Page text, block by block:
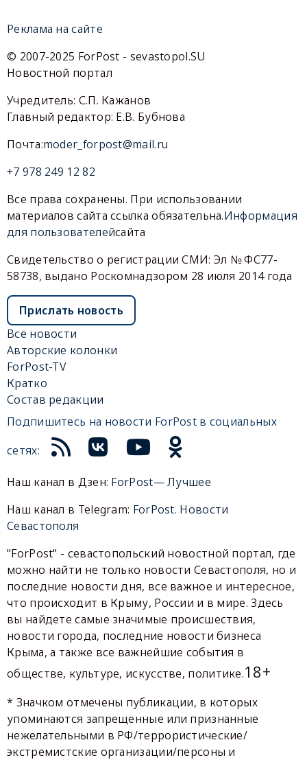
Реклама на сайте
© 2007-2025 ForPost - sevastopol.SU
Новостной портал
Учредитель: С.П. Кажанов
Главный редактор: Е.В. Бубнова
Почта:moder_forpost@mail.ru
+7 978 249 12 82
Все права сохранены. При использовании
материалов сайта ссылка обязательна.Информация
для пользователейсайта
Свидетельство о регистрации СМИ: Эл № ФС77-
58738, выдано Роскомнадзором 28 июля 2014 года
Прислать новость
Все новости
Авторские колонки
ForPost-TV
Кратко
Состав редакции
Подпишитесь на новости ForPost в социальных
сетях:
Наш канал в Дзен: ForPost— Лучшее
Наш канал в Telegram: ForPost. Новости
Севастополя
"ForPost" - севастопольский новостной портал, где
можно найти не только новости Севастополя, но и
последние новости дня, все важное и интересное,
что происходит в Крыму, России и в мире. Здесь
вы найдете самые значимые происшествия,
новости города, последние новости бизнеса
Крыма, а также все важнейшие события в
обществе, культуре, искусстве, политике.18+
* Значком отмечены публикации, в которых
упоминаются запрещенные или признанные
нежелательными в РФ/террористические/
экстремистские организации/персоны и